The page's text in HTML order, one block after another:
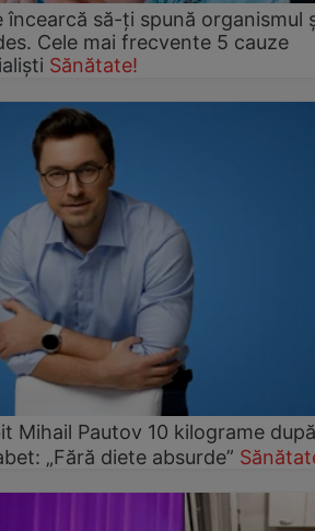
încearcă să-ți spună organismul
Cele mai frecvente 5 cauze
Sănătate!
Mihail Pautov 10 kilograme
„Fără diete absurde”